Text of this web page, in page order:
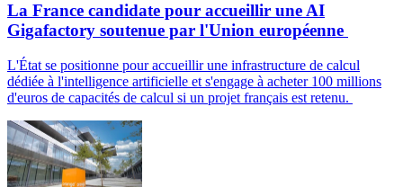
La France candidate pour accueillir une AI
Gigafactory soutenue par l'Union européenne
L'État se positionne pour accueillir une infrastructure de calcul
dédiée à l'intelligence artificielle et s'engage à acheter 100 millions
d'euros de capacités de calcul si un projet français est retenu.